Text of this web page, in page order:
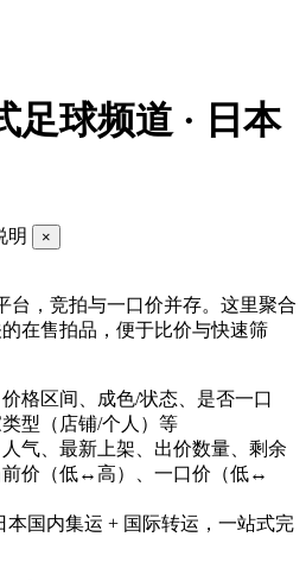
足球频道 · 日本
明 ×
台，竞拍与一口价并存。这里聚合
在售拍品，便于比价与快速筛
价格区间、成色/状态、是否一口
型（店铺/个人）等
人气、最新上架、出价数量、剩余
价（低↔高）、一口价（低↔
本国内集运 + 国际转运，一站式完